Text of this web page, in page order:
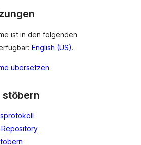
ist in den folgenden
English (US).
übersetzen
stöbern